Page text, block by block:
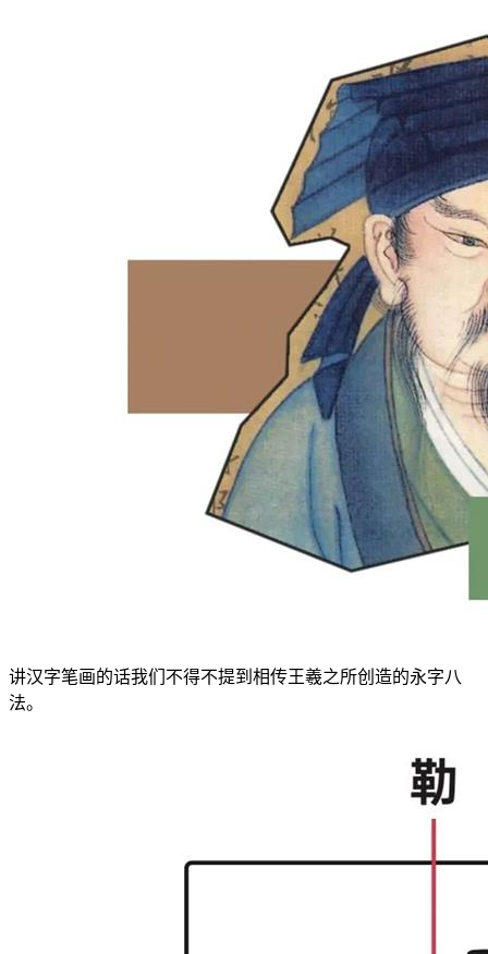
讲汉字笔画的话我们不得不提到相传王羲之所创造的永字八
法。